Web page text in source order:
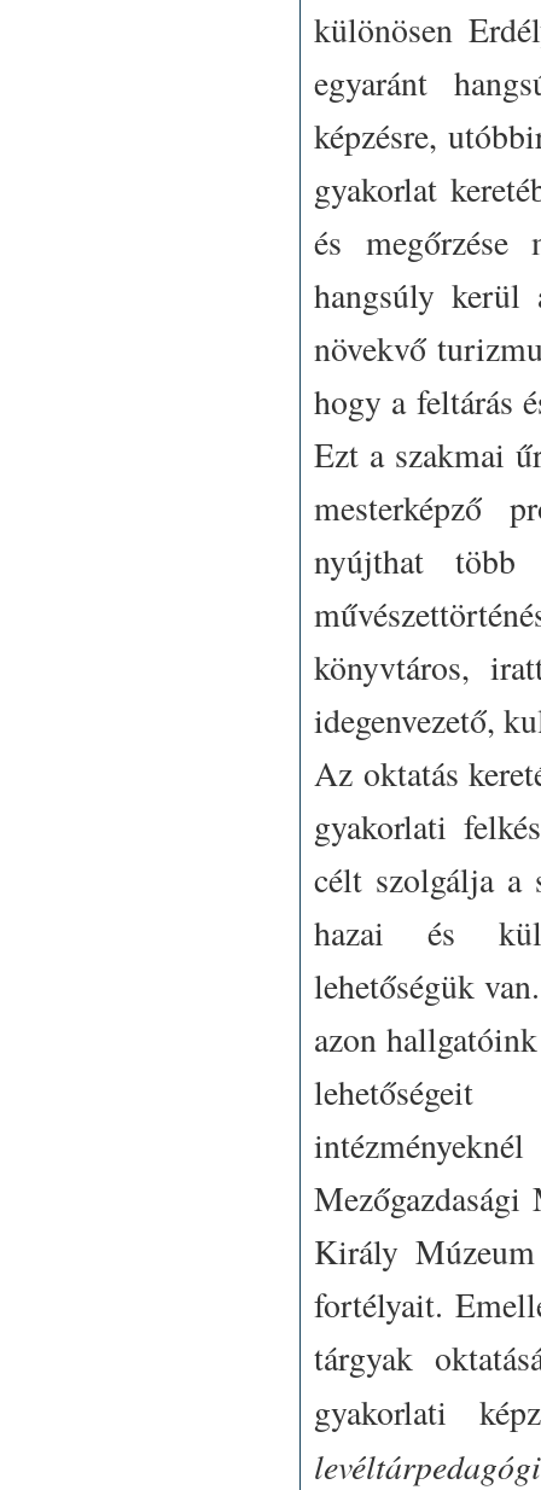
különösen
egyaránt
képzésre,
gyakorlat
és
hangsúly kerül
növekvő
hogy a feltárás
Ezt a szakmai
mesterképző
nyújthat több
könyvtáros,
idegenvezető,
Az oktatás
gyakorlati
célt szolgálja a
hazai és
lehetőségük
azon
lehetőségeit
Király
fortélyait.
tárgyak
gyakorlati